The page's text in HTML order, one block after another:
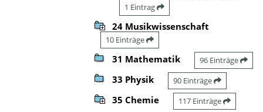
1 Eintrag
24 Musikwissenschaft
10 Einträge
31 Mathematik 96 Einträge
33 Physik 90 Einträge
35 Chemie 117 Einträge